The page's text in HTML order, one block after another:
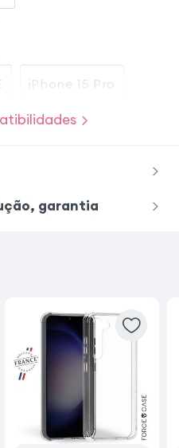
iPhone 15 Pro
iPhone 12 Mini
garantia